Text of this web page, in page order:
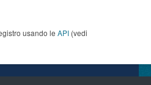
usando le API (vedi